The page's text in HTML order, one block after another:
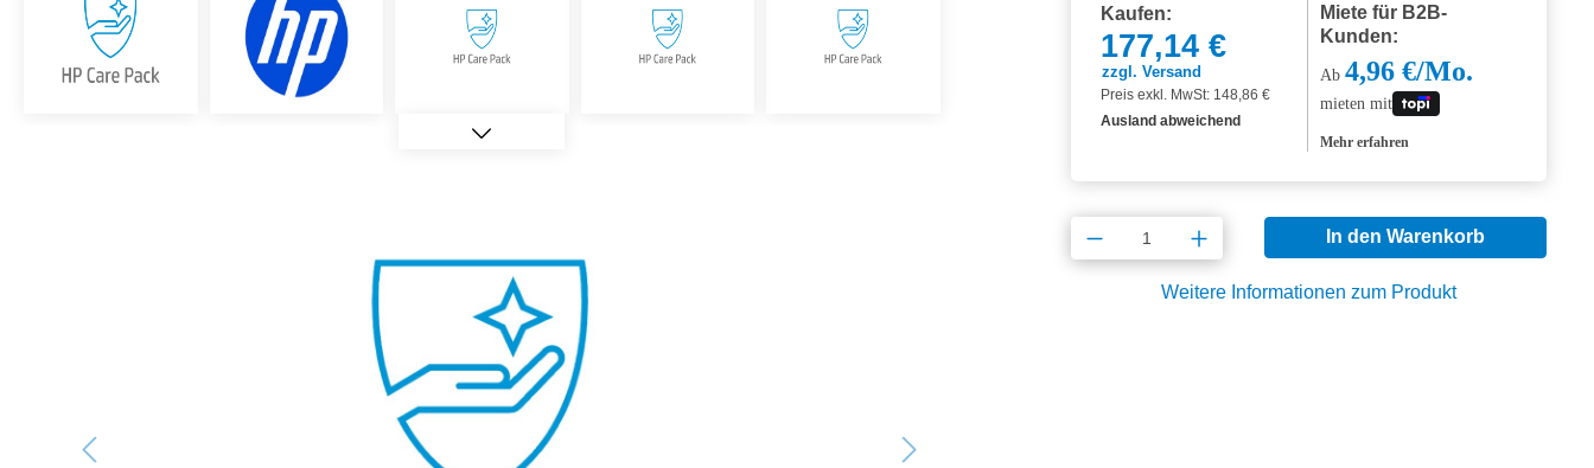
Kaufen:
177,14 €
zzgl. Versand
Preis exkl. MwSt: 148,86 €
Ausland abweichend
Miete für B2B-
Kunden:
Ab4,96 €/Mo.
mieten mit
Mehr erfahren
Produkt Anzahl: Gib den gewünschten
In den Warenkorb
Weitere Informationen zum Produkt